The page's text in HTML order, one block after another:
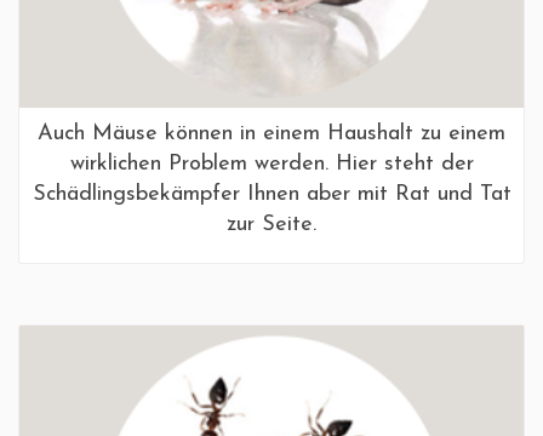
Auch Mäuse können in einem Haushalt zu einem
wirklichen Problem werden. Hier steht der
Schädlingsbekämpfer Ihnen aber mit Rat und Tat
zur Seite.